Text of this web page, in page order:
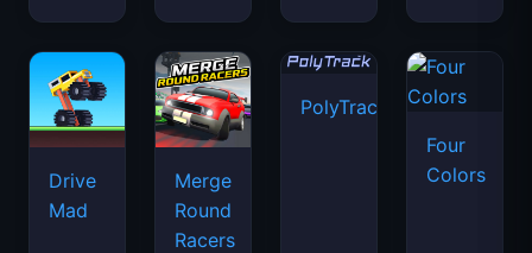
Drive
Mad
Merge
Round
Racers
PolyTrack
Four
Colors